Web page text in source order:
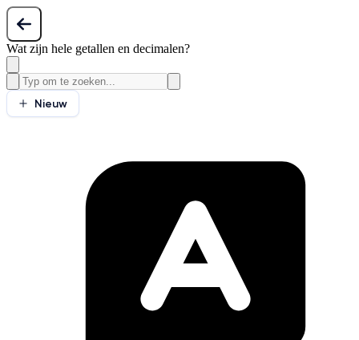
Wat zijn hele getallen en decimalen?
Nieuw